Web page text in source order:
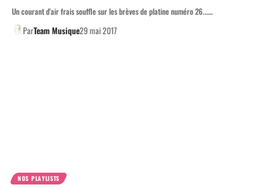
Un courant d'air frais souffle sur les brèves de platine numéro 26...…
ParTeam Musique29 mai 2017
NOS PLAYLISTS